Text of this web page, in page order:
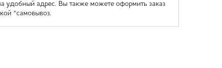
удобный адрес. Вы также можете оформить заказ
*самовывоз.